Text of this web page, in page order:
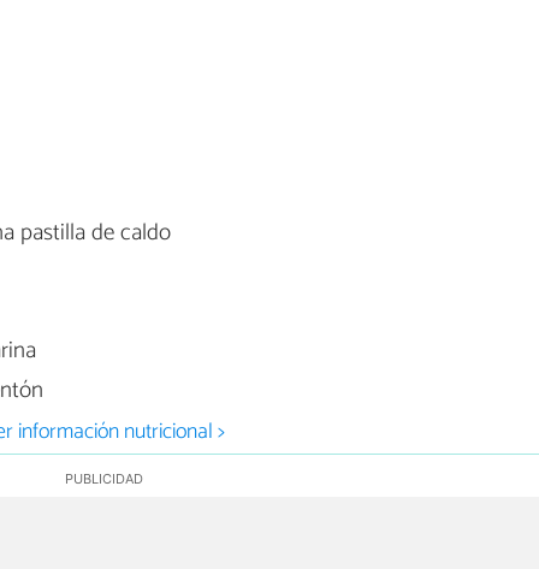
pastilla de caldo
información nutricional >